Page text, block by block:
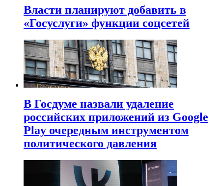
Власти планируют добавить в
«Госуслуги» функции соцсетей
В Госдуме назвали удаление
российских приложений из Google
Play очередным инструментом
политического давления